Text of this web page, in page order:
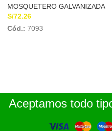
MOSQUETERO GALVANIZADA
S/72.26
Cód.: 7093
Aceptamos todo